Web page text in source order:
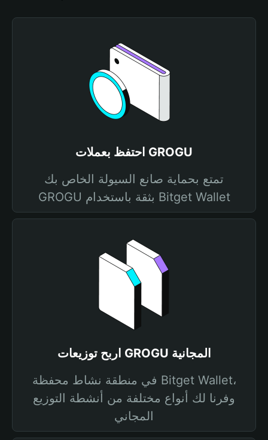
احتفظ بعملات GROGU
تمتع بحماية صانع السيولة الخاص بك
GROGU بثقة باستخدام Bitget Wallet
اربح توزيعات GROGU المجانية
في منطقة نشاط محفظة Bitget Wallet،
وفرنا لك أنواع مختلفة من أنشطة التوزيع
المجاني